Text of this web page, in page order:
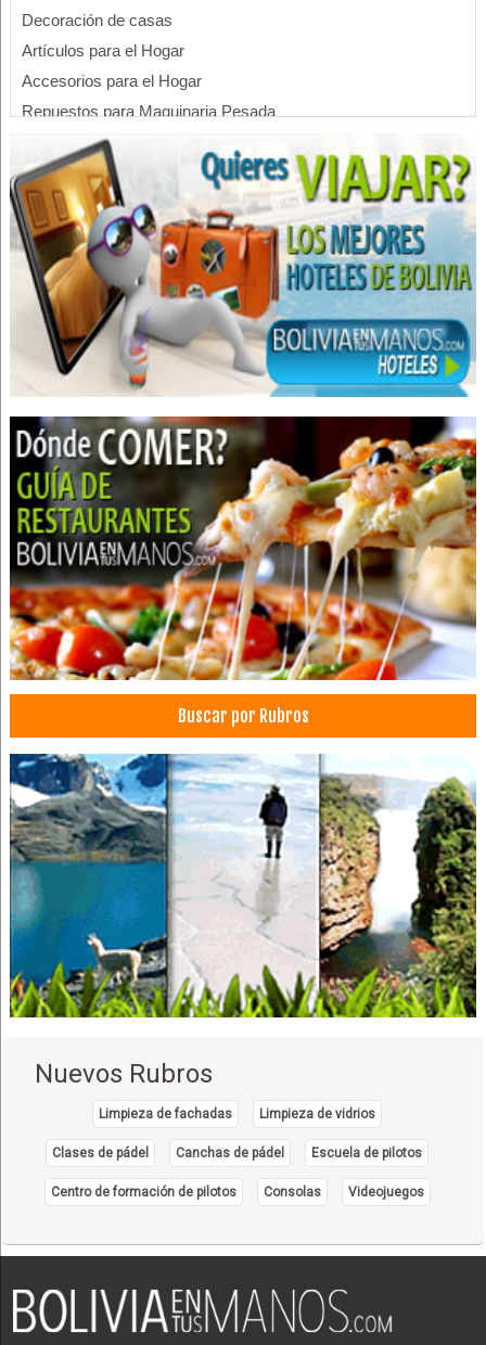
Decoración de casas
Artículos para el Hogar
Accesorios para el Hogar
Repuestos para Maquinaria Pesada
Plantas de asfalto
Pintura para demarcación
Plantas para hormigón
Repuestos para maquinaria industrial
Repuestos para maquinarias
Señalización vial
Señalética
Rodamientos
Automotores, Repuestos para
Repuestos para Automóviles
Autopartes
Abrasivos
Carretillas
Carpinterías de Aluminio
Cajas Fuertes
Cintas
Puertas de Tablero
Puertas de Madera
Empresas de Construcción
Construcciones
Construcción de Edificios
Edificaciones
Librerías y Papelerías
Administración, Asesores en
Profesionales
Agua Potable y Alcantarillado
Equipos termomecánicos
Sistema de climatización
Servicio Técnico
Ventiladores
Aire Acondicionado
Instalación de gas natural
Seguridad Industrial: Alarmas, Equipos
Buscar por Rubros
Nuevos Rubros
Limpieza de fachadas Limpieza de vidrios
Clases de pádel Canchas de pádel Escuela de pilotos
Centro de formación de pilotos Consolas Videojuegos